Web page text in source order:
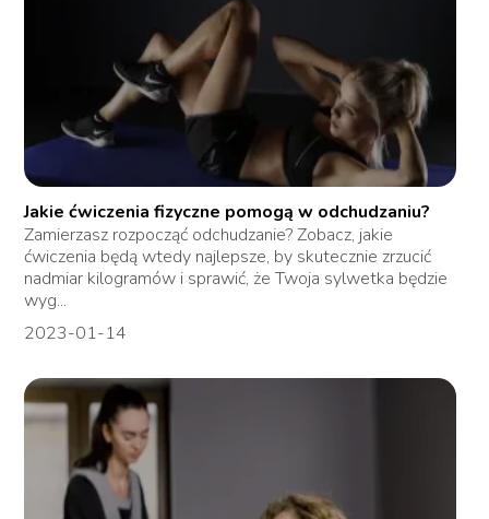
Jakie ćwiczenia fizyczne pomogą w odchudzaniu?
Zamierzasz rozpocząć odchudzanie? Zobacz, jakie
ćwiczenia będą wtedy najlepsze, by skutecznie zrzucić
nadmiar kilogramów i sprawić, że Twoja sylwetka będzie
wyg...
2023-01-14